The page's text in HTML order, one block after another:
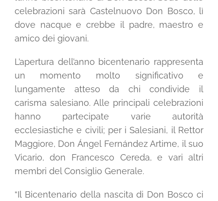
Mediaroom
Contatti
CARRELLO
Officina Solidale
celebrazioni sarà Castelnuovo Don Bosco, lì
dove nacque e crebbe il padre, maestro e
amico dei giovani.
L’apertura dell’anno bicentenario rappresenta
un momento molto significativo e
lungamente atteso da chi condivide il
carisma salesiano. Alle principali celebrazioni
hanno partecipate varie autorità
ecclesiastiche e civili; per i Salesiani, il Rettor
Maggiore, Don Ángel Fernández Artime, il suo
Vicario, don Francesco Cereda, e vari altri
membri del Consiglio Generale.
“Il Bicentenario della nascita di Don Bosco ci